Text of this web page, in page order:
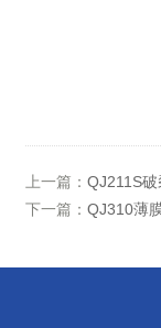
上一篇： QJ211S
下一篇： QJ310薄